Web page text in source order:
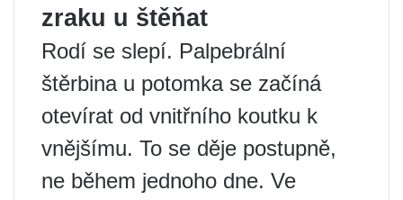
zraku u štěňat
Rodí se slepí. Palpebrální
štěrbina u potomka se začíná
otevírat od vnitřního koutku k
vnějšímu. To se děje postupně,
ne během jednoho dne. Ve